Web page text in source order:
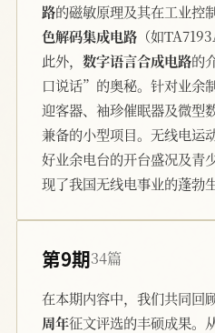
路的磁敏原理及其在工业控
色解码集成电路 （如
此外， 数字语言合成电路的
口说话”的奥秘。针对业余
迎客器、袖珍催眠器及微型
兼备的小型项目。无线电运
好业余电台的开台盛况及青
现了我国无线电事业的蓬勃生
第9期34篇
在本期内容中，我们共同回
周年征文评选的丰硕成果。